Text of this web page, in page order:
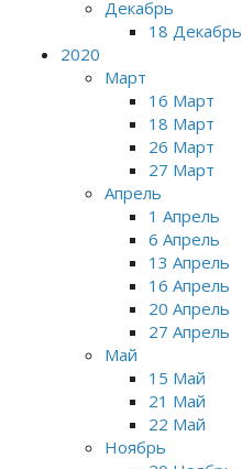
Декабрь
18 Декабрь
2020
Март
16 Март
18 Март
26 Март
27 Март
Апрель
1 Апрель
6 Апрель
13 Апрель
16 Апрель
20 Апрель
27 Апрель
Май
15 Май
21 Май
22 Май
Ноябрь